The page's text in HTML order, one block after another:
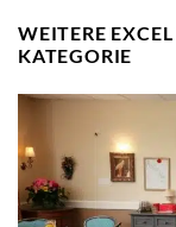
WEITERE
KATEGORIE